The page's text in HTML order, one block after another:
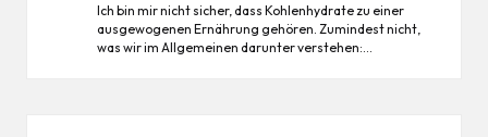
Ich bin mir nicht sicher, dass Kohlenhydrate zu einer
ausgewogenen Ernährung gehören. Zumindest nicht,
was wir im Allgemeinen darunter verstehen:…